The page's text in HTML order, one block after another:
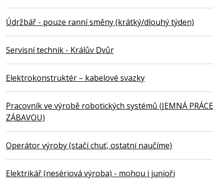
Údržbář - pouze ranní směny (krátký/dlouhý týden)
Servisní technik - Králův Dvůr
Elektrokonstruktér – kabelové svazky
Pracovník ve výrobě robotických systémů (JEMNÁ PRÁCE
ZÁBAVOU)
Operátor výroby (stačí chuť, ostatní naučíme)
Elektrikář (nesériová výroba) - mohou i junioři